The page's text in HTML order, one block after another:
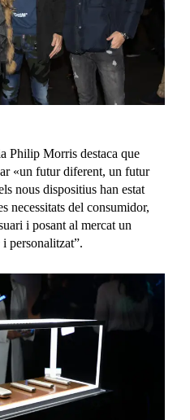
Philip Morris destaca que
«un futur diferent, un futur
nous dispositius han estat
necessitats del consumidor,
i posant al mercat un
personalitzat”.